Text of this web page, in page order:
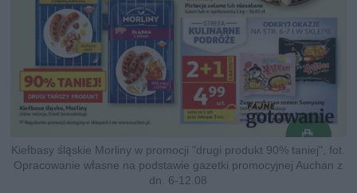
Kiełbasy śląskie Morliny w promocji "drugi produkt 90% taniej", fot.
Opracowanie własne na podstawie gazetki promocyjnej Auchan z
dn. 6-12.08